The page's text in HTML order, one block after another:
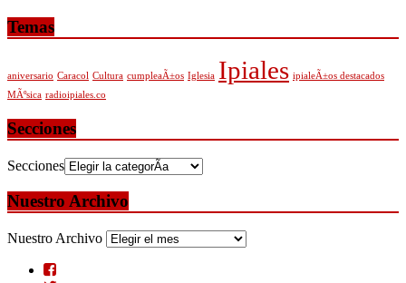
Temas
aniversario Caracol Cultura cumpleaÃ±os Iglesia Ipiales ipialeÃ±os destacados
MÃºsica radioipiales.co
Secciones
Secciones
Nuestro Archivo
Nuestro Archivo